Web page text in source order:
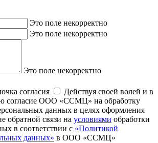
Это поле некорректно
Это поле некорректно
Это поле некорректно
согласия
Действуя своей волей и в
согласие ООО «ССМЦ» на обработку
данных в целях оформления
обратной связи на условиями обработки
в соответствии с «Политикой
данных» в ООО «ССМЦ»